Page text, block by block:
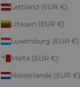
Lettland (EUR €)
Litauen (EUR €)
Luxemburg (EUR €)
Malta (EUR €)
Niederlande (EUR €)